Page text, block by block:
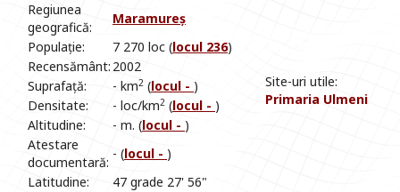
Site-uri utile:
Primaria Ulmeni
Regiunea
geografică:
Maramureș
Populație:
7 270 loc (locul 236)
Recensământ: 2002
Suprafață:
- km2 (locul - )
Densitate:
- loc/km2 (locul - )
Altitudine:
- m. (locul - )
Atestare
documentară:
- (locul - )
Latitudine:
47 grade 27' 56"